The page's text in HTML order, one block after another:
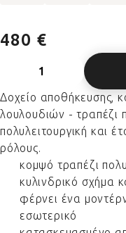
480 €
Δοχείο αποθήκευσης,
λουλουδιών - τραπέζι
πολυλειτουργική και
ρόλους.
κομψό τραπέζι
κυλινδρικό σχήμα
φέρνει ένα
εσωτερικό